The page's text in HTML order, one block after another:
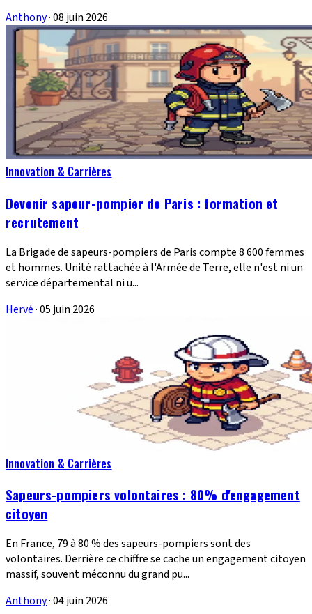
Anthony·08 juin 2026
Innovation & Carrières
Devenir sapeur-pompier de Paris : formation et
recrutement
La Brigade de sapeurs-pompiers de Paris compte 8 600 femmes
et hommes. Unité rattachée à l'Armée de Terre, elle n'est ni un
service départemental ni u...
Hervé·05 juin 2026
Innovation & Carrières
Sapeurs-pompiers volontaires : 80% d'engagement
citoyen
En France, 79 à 80 % des sapeurs-pompiers sont des
volontaires. Derrière ce chiffre se cache un engagement citoyen
massif, souvent méconnu du grand pu...
Anthony·04 juin 2026